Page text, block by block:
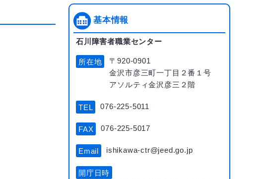
基本情報
石川障害者職業センター
所在地
〒920-0901
金沢市彦三町一丁目２番１号
アソルティ金沢彦三２階
TEL 076-225-5011
FAX 076-225-5017
Email ishikawa-ctr@jeed.go.jp
開庁日時